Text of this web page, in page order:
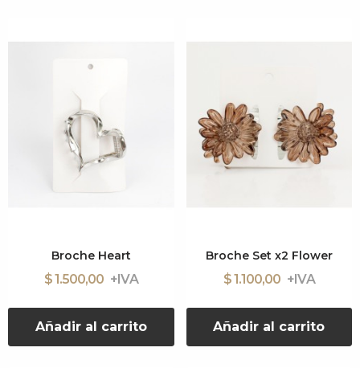
Broche Heart
$ 1.500,00
Añadir al carrito
Broche Set x2 Flower
$ 1.100,00
Añadir al carrito